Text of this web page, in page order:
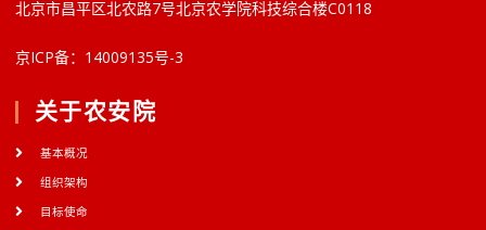
北京市昌平区北农路7号北京农学院科技综合楼C0118
京ICP备：14009135号-3
关于农安院
基本概况
组织架构
目标使命